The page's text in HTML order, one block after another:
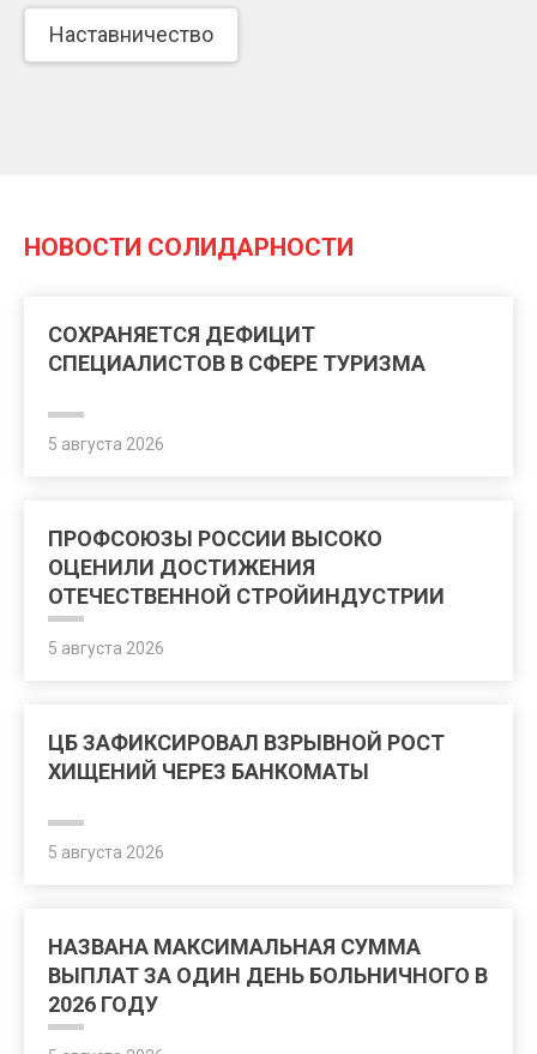
Наставничество
НОВОСТИ СОЛИДАРНОСТИ
СОХРАНЯЕТСЯ ДЕФИЦИТ
СПЕЦИАЛИСТОВ В СФЕРЕ ТУРИЗМА
5 августа 2026
ПРОФСОЮЗЫ РОССИИ ВЫСОКО
ОЦЕНИЛИ ДОСТИЖЕНИЯ
ОТЕЧЕСТВЕННОЙ СТРОЙИНДУСТРИИ
5 августа 2026
ЦБ ЗАФИКСИРОВАЛ ВЗРЫВНОЙ РОСТ
ХИЩЕНИЙ ЧЕРЕЗ БАНКОМАТЫ
5 августа 2026
НАЗВАНА МАКСИМАЛЬНАЯ СУММА
ВЫПЛАТ ЗА ОДИН ДЕНЬ БОЛЬНИЧНОГО В
2026 ГОДУ